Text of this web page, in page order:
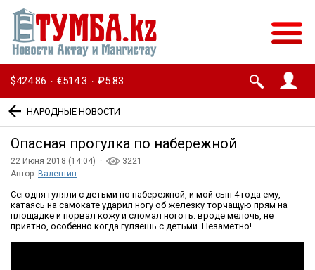
$424.86 · €514.3 · ₽5.83
НАРОДНЫЕ НОВОСТИ
Опасная прогулка по набережной
22 Июня 2018 (14:04) ·
3221
Автор: Валентин
Сегодня гуляли с детьми по набережной, и мой сын 4 года ему,
катаясь на самокате ударил ногу об железку торчащую прям на
площадке и порвал кожу и сломал ноготь. вроде мелочь, не
приятно, особенно когда гуляешь с детьми. Незаметно!